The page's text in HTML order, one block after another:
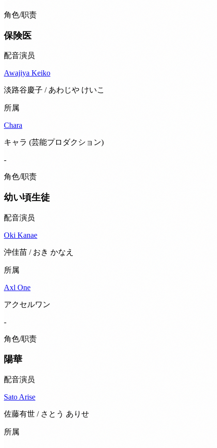
角色/职责
保険医
配音演员
Awajiya Keiko
淡路谷慶子 / あわじや けいこ
所属
Chara
キャラ (芸能プロダクション)
-
角色/职责
幼い頃生徒
配音演员
Oki Kanae
沖佳苗 / おき かなえ
所属
Axl One
アクセルワン
-
角色/职责
陽華
配音演员
Sato Arise
佐藤有世 / さとう ありせ
所属